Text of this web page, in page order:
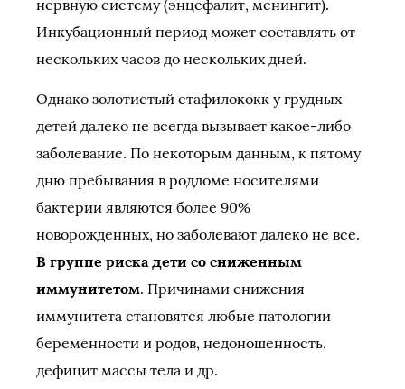
нервную систему (энцефалит, менингит).
Инкубационный период может составлять от
нескольких часов до нескольких дней.
Однако золотистый стафилококк у грудных
детей далеко не всегда вызывает какое-либо
заболевание. По некоторым данным, к пятому
дню пребывания в роддоме носителями
бактерии являются более 90%
новорожденных, но заболевают далеко не все.
В группе риска дети со сниженным
иммунитетом. Причинами снижения
иммунитета становятся любые патологии
беременности и родов, недоношенность,
дефицит массы тела и др.